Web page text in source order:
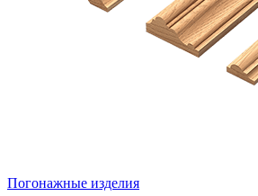
Погонажные изделия